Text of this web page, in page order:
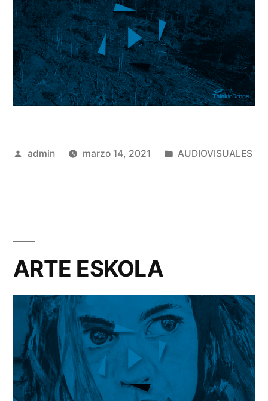
Publicado
admin marzo 14, 2021
Publicado
AUDIOVISUALES
ARTE ESKOLA